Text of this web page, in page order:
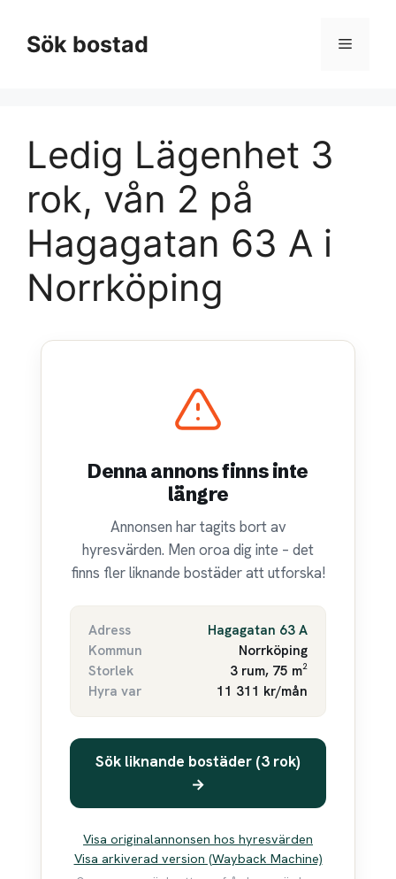
innehållSök bostad Meny
Ledig Lägenhet 3
rok, vån 2 på
Hagagatan 63 A i
Norrköping
Denna annons finns inte
längre
Annonsen har tagits bort av
hyresvärden. Men oroa dig inte – det
finns fler liknande bostäder att utforska!
Adress
Hagagatan 63 A
Kommun
Norrköping
Storlek
3 rum, 75 m²
Hyra var
11 311 kr/mån
Sök liknande bostäder (3 rok)
→
Visa originalannonsen hos hyresvärden
Visa arkiverad version (Wayback Machine)